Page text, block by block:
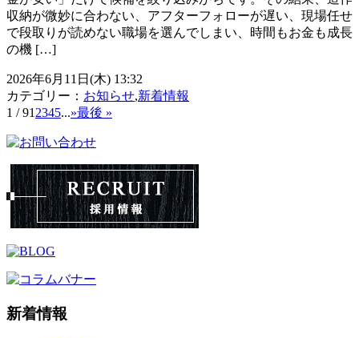
収納が微妙に合わない、アフターフォローが遅い、現場任せ
で段取りが読めない職場を選んでしまい、時間もお金も成長
の機 […]
2026年6月11日(木) 13:32
カテゴリー： お知らせ,新着情報
1 / 91 2345...»最後 »
新着情報